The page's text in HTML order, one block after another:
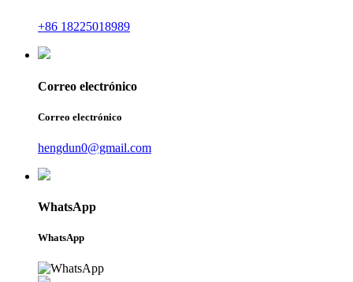
+86 18225018989
Correo electrónico
Correo electrónico
hengdun0@gmail.com
WhatsApp
WhatsApp